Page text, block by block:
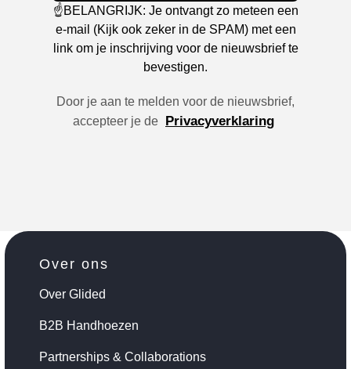
☝️BELANGRIJK: Je ontvangt zo meteen een
e-mail (Kijk ook zeker in de SPAM) met een
link om je inschrijving voor de nieuwsbrief te
bevestigen.
Door je aan te melden voor de nieuwsbrief,
accepteer je de Privacyverklaring
Over ons
Over Glided
B2B Handhoezen
Partnerships & Collaborations